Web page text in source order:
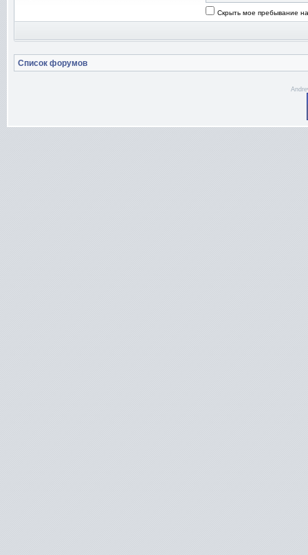
Скрыть мое пребывание
Список форумов